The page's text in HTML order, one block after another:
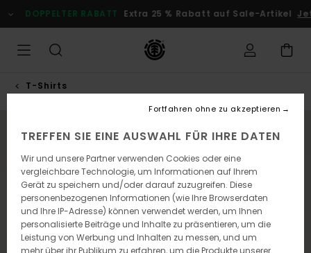
zur
Produktinformation
DOPPELTER RABATT Extra 25 % Rabatt auf Sale-Artikel Jetzt
T-Shirts
TREFFEN SIE EINE AUSWAHL FÜR IHRE DATEN
Wir und unsere Partner verwenden Cookies oder eine
vergleichbare Technologie, um Informationen auf Ihrem
Gerät zu speichern und/oder darauf zuzugreifen. Diese
personenbezogenen Informationen (wie Ihre Browserdaten
und Ihre IP-Adresse) können verwendet werden, um Ihnen
personalisierte Beiträge und Inhalte zu präsentieren, um die
Leistung von Werbung und Inhalten zu messen, und um
mehr über ihr Publikum zu erfahren, um die Produkte unserer
Fortfahren ohne zu akzeptieren